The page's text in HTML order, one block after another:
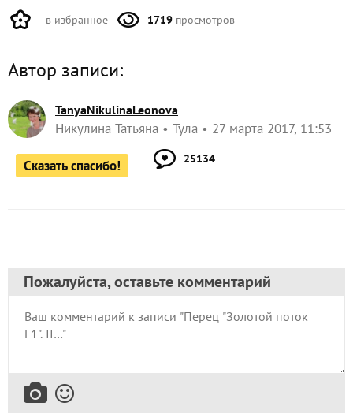
в избранное 1719 просмотров
Автор записи:
TanyaNikulinaLeonova
Никулина Татьяна Тула 27 марта 2017, 11:53
Сказать спасибо! 25134
Пожалуйста, оставьте комментарий